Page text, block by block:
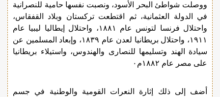
ووصلت شواطئ البحر الأسود، ونصبت نفسها حامية للنصرانية
في الدولة العثمانية، ثم اقتطعت تركستان وبلاد القفقاس،
واحتلال فرنسا لتونس عام ١٨٨١، واحتلال إيطاليا ليبيا عام
١٩١١، واحتلال بريطانيا لعدن عام ١٨٣٩، وإبعاد المسلمين عن
سيادة الهند وتسليمها للنصارى والهندوس، واستيلاء بريطانيا
على مصر عام ١٨٨٢م٠
أضف إلى ذلك إثارة النعرات القومية والوطنية في جسم